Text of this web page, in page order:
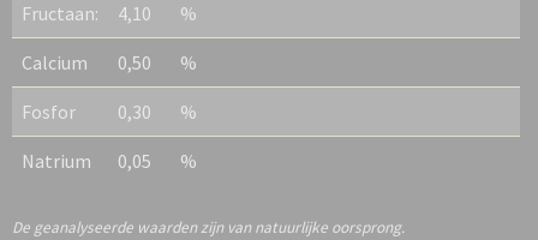
Fructaan: 4,10 %
Calcium 0,50 %
Fosfor 0,30 %
Natrium 0,05 %
De geanalyseerde waarden zijn van natuurlijke oorsprong.